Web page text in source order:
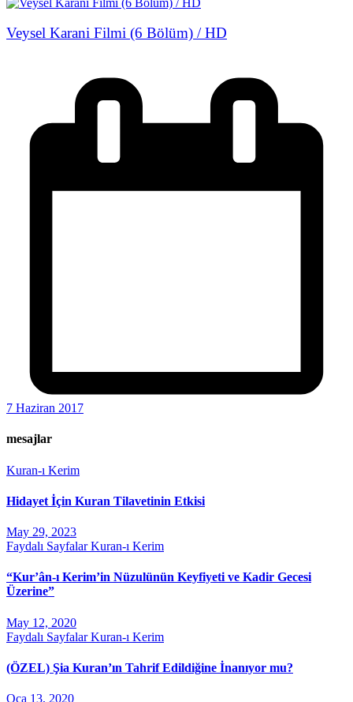
Veysel Karani Filmi (6 Bölüm) / HD
7 Haziran 2017
mesajlar
Kuran-ı Kerim
Hidayet İçin Kuran Tilavetinin Etkisi
May 29, 2023
Faydalı SayfalarKuran-ı Kerim
“Kur’ân-ı Kerim’in Nüzulünün Keyfiyeti ve Kadir Gecesi
Üzerine”
May 12, 2020
Faydalı SayfalarKuran-ı Kerim
(ÖZEL) Şia Kuran’ın Tahrif Edildiğine İnanıyor mu?
Oca 13, 2020